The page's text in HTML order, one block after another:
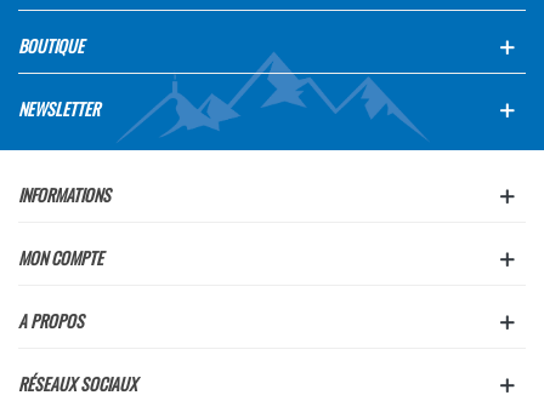
BOUTIQUE
NEWSLETTER
INFORMATIONS
MON COMPTE
A PROPOS
RÉSEAUX SOCIAUX